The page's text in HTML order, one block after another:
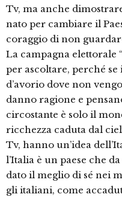
Tv, ma anche
nato per cambiare il
coraggio di non
La campagna elettorale
per ascoltare, perché
d’avorio dove non
danno ragione e
circostante è solo il
ricchezza caduta dal
Tv, hanno un’idea
l’Italia è un paese che
dato il meglio di sé nei
gli italiani, come